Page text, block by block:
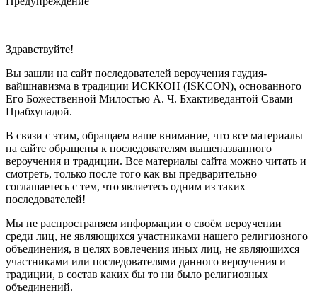
Здравствуйте!
Вы зашли на сайт последователей вероучения гаудия-
вайшнавизма в традиции ИСККОН (ISKCON), основанного
Его Божественной Милостью А. Ч. Бхактиведантой Свами
Прабхупадой.
В связи с этим, обращаем ваше внимание, что все материалы
на сайте обращены к последователям вышеназванного
вероучения и традиции. Все материалы сайта можно читать и
смотреть, только после того как вы предварительно
соглашаетесь с тем, что являетесь одним из таких
последователей!
Мы не распространяем информации о своём вероучении
среди лиц, не являющихся участниками нашего религиозного
объединения, в целях вовлечения иных лиц, не являющихся
участниками или последователями данного вероучения и
традиции, в состав каких бы то ни было религиозных
объединений.